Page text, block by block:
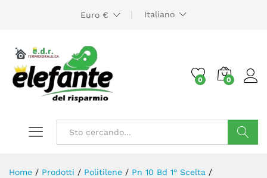
Euro € Italiano
0 0
Home / Prodotti / Politilene / Pn 10 Bd 1° Scelta /